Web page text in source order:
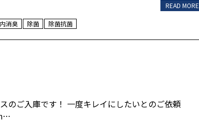
READ MORE
消臭 除菌 除菌抗菌
ご入庫です！ 一度キレイにしたいとのご依頼